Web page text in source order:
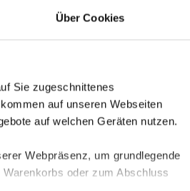
Über Cookies
Sie zugeschnittenes
auf unseren Webseiten
auf welchen Geräten nutzen.
Webpräsenz, um grundlegende
oder zum Abschluss
Ursprungsland